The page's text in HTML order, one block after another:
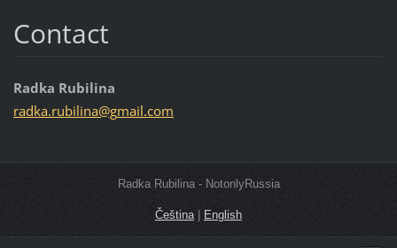
Contact
Radka Rubilina
radka.rubilina@gmail.com
Radka Rubilina - NotonlyRussia
Čeština English